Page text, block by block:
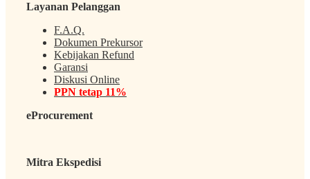
Layanan Pelanggan
F.A.Q.
Dokumen Prekursor
Kebijakan Refund
Garansi
Diskusi Online
PPN tetap 11%
eProcurement
Mitra Ekspedisi